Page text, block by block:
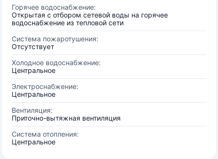
Горячее водоснабжение:
Открытая с отбором сетевой воды на горячее
водоснабжение из тепловой сети
Система пожаротушения:
Отсутствует
Холодное водоснабжение:
Центральное
Электроснабжение:
Центральное
Вентиляция:
Приточно-вытяжная вентиляция
Система отопления:
Центральное